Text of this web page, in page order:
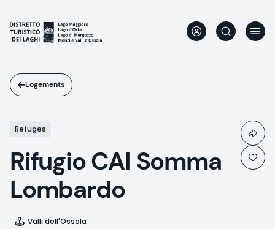
contenu
principal
Logements
Refuges
Rifugio CAI Somma
Lombardo
Valli dell'Ossola